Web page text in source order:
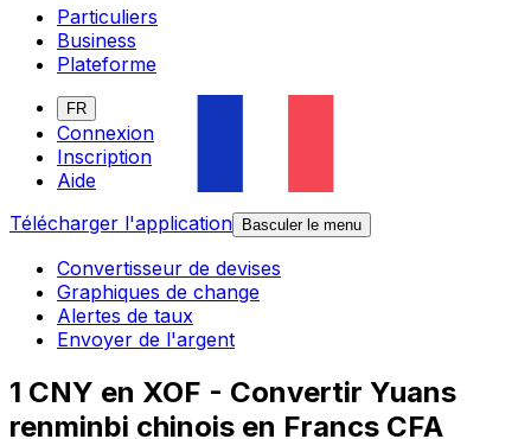
Particuliers
Business
Plateforme
FR
Connexion
Inscription
Aide
Télécharger l'application
Basculer le menu
Convertisseur de devises
Graphiques de change
Alertes de taux
Envoyer de l'argent
1 CNY en XOF - Convertir Yuans
renminbi chinois en Francs CFA